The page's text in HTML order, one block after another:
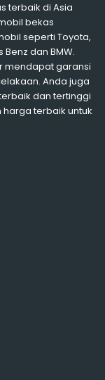
terbaik di Asia
bekas
seperti Toyota,
dan BMW.
mendapat garansi
Anda juga
dan tertinggi
harga terbaik untuk